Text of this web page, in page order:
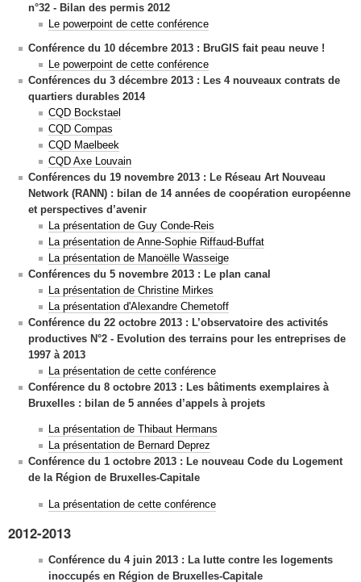
n°32 - Bilan des permis 2012
Le powerpoint de cette conférence
Conférence du 10 décembre 2013 : BruGIS fait peau neuve !
Le powerpoint de cette conférence
Conférences du 3 décembre 2013 : Les 4 nouveaux contrats de
quartiers durables 2014
CQD Bockstael
CQD Compas
CQD Maelbeek
CQD Axe Louvain
Conférences du 19 novembre 2013 : Le Réseau Art Nouveau
Network (RANN) : bilan de 14 années de coopération européenne
et perspectives d’avenir
La présentation de Guy Conde-Reis
La présentation de Anne-Sophie Riffaud-Buffat
La présentation de Manoëlle Wasseige
Conférences du 5 novembre 2013 : Le plan canal
La présentation de Christine Mirkes
La présentation d'Alexandre Chemetoff
Conférence du 22 octobre 2013 : L’observatoire des activités
productives N°2 - Evolution des terrains pour les entreprises de
1997 à 2013
La présentation de cette conférence
Conférence du 8 octobre 2013 : Les bâtiments exemplaires à
Bruxelles : bilan de 5 années d’appels à projets
La présentation de Thibaut Hermans
La présentation de Bernard Deprez
Conférence du 1 octobre 2013 : Le nouveau Code du Logement
de la Région de Bruxelles-Capitale
La présentation de cette conférence
2012-2013
Conférence du 4 juin 2013 : La lutte contre les logements
inoccupés en Région de Bruxelles-Capitale